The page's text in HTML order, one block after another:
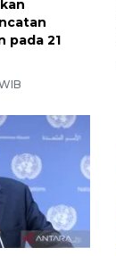
pada 21